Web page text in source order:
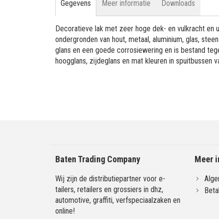
Gegevens
Decoratieve lak met zeer hoge dek- en vulkracht en
ondergronden van hout, metaal, aluminium, glas,
glans en een goede corrosiewering en is bestand
hoogglans, zijdeglans en mat kleuren in spuitbussen
Meer informatie Downloads
Baten Trading Company
Wij zijn de distributiepartner voor e-
tailers, retailers en grossiers in dhz,
automotive, graffiti, verfspeciaalzaken en
online!
Meer